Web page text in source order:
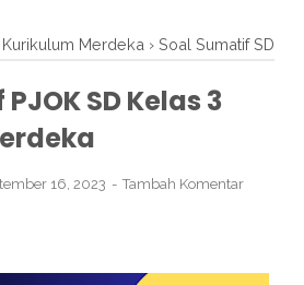
Merdeka › Soal Sumatif SD
SD Kelas 3
16, 2023 Tambah Komentar